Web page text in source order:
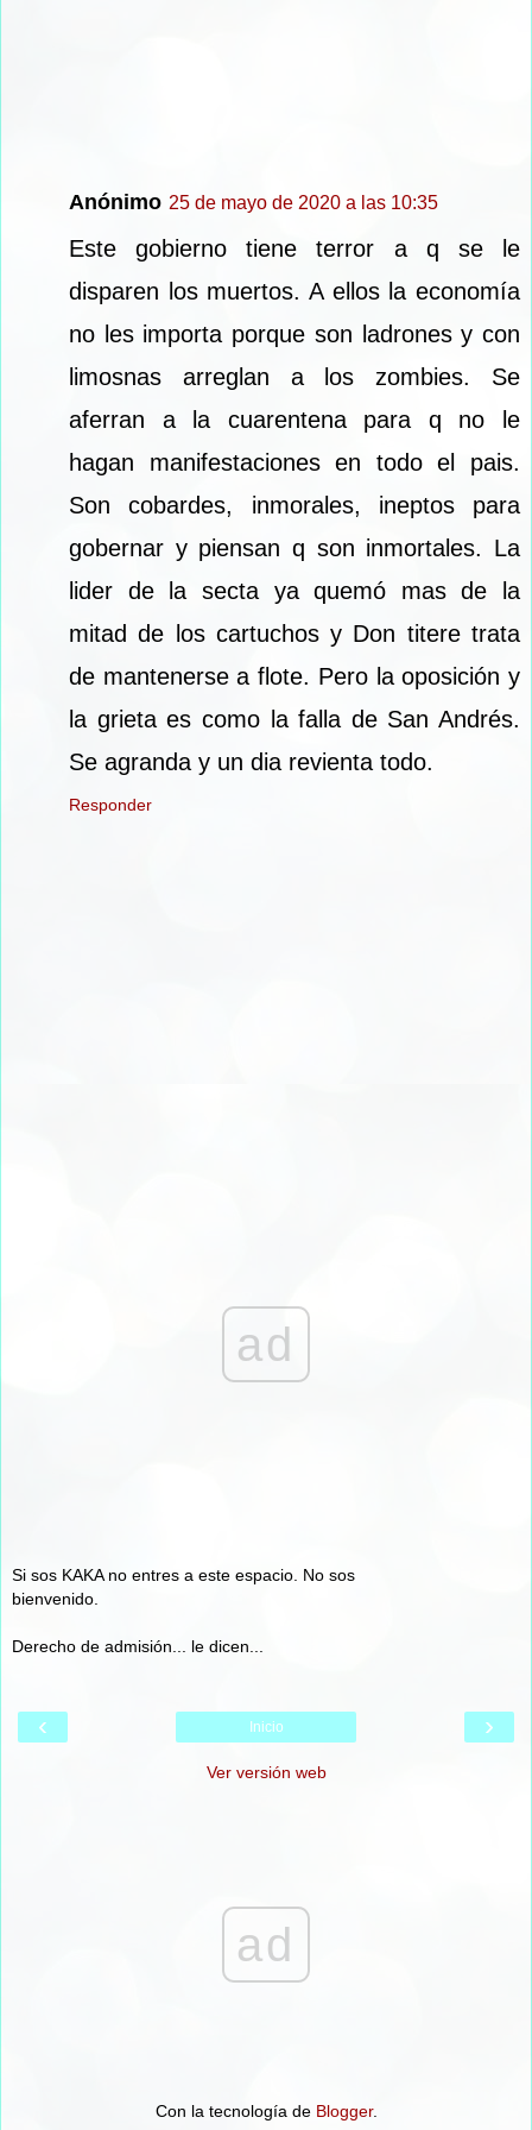
Anónimo 25 de mayo de 2020 a las 10:35
Este gobierno tiene terror a q se le
disparen los muertos. A ellos la economía
no les importa porque son ladrones y con
limosnas arreglan a los zombies. Se
aferran a la cuarentena para q no le
hagan manifestaciones en todo el pais.
Son cobardes, inmorales, ineptos para
gobernar y piensan q son inmortales. La
lider de la secta ya quemó mas de la
mitad de los cartuchos y Don titere trata
de mantenerse a flote. Pero la oposición y
la grieta es como la falla de San Andrés.
Se agranda y un dia revienta todo.
Responder
ad
Si sos KAKA no entres a este espacio. No sos
bienvenido.
Derecho de admisión... le dicen...
‹ ›
Inicio
Ver versión web
ad
Con la tecnología de Blogger.